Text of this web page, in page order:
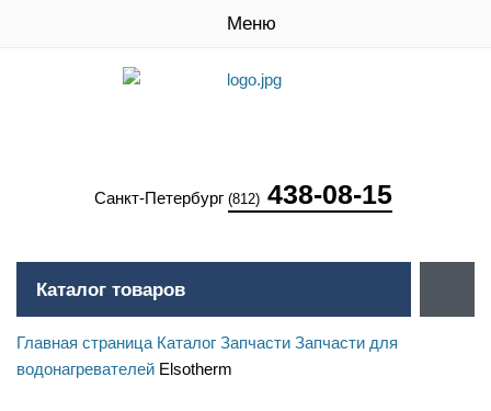
Меню
Санкт-Петербург (812) 438-08-15
Каталог товаров
Главная страница Каталог Запчасти Запчасти для
водонагревателей Elsotherm